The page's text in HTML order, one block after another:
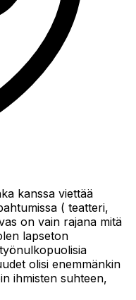
kanssa viettää
( teatteri,
on vain rajana mitä
lapseton
olisi enemmänkin
ihmisten suhteen,